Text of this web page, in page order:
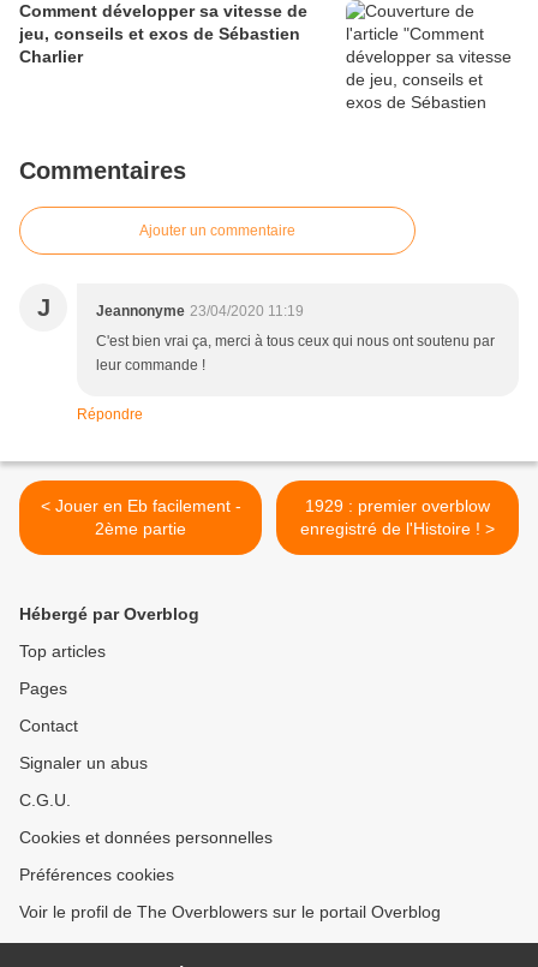
Comment développer sa vitesse de
jeu, conseils et exos de Sébastien
Charlier
Commentaires
Ajouter un commentaire
J Jeannonyme 23/04/2020 11:19
C'est bien vrai ça, merci à tous ceux qui nous ont soutenu par
leur commande !
Répondre
< Jouer en Eb facilement -
2ème partie
1929 : premier overblow
enregistré de l'Histoire ! >
Hébergé par Overblog
Top articles
Pages
Contact
Signaler un abus
C.G.U.
Cookies et données personnelles
Préférences cookies
Voir le profil de The Overblowers sur le portail Overblog